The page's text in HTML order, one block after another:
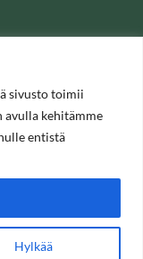
sivusto toimii
avulla kehitämme
entistä
Hylkää